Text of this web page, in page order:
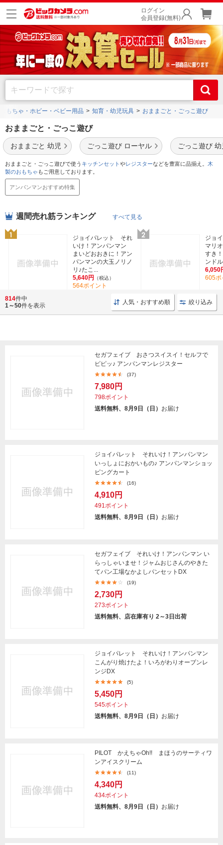
ログイン
会員登録(無料)
おもちゃ・ホビー・ベビー用品 知育・幼児玩具 おままごと・ごっこ遊び
おままごと・ごっこ遊び
おままごと 幼児 ごっこ遊び ローヤル ごっこ遊び 幼
おままごと・ごっこ遊びで使う キッチンセットやレジスターなどを豊富に品揃え。 木
製のおもちゃ もご用意しております。
アンパンマンおすすめ特集
週間売れ筋ランキング すべて見る
ジョイパレット それ
いけ！アンパンマン
まいどおおきに！アン
パンマンの大玉ノリノ
リ♪たこ...
5,640円
（税込）
564ポイント
ジョ
マリ
すき
ンドル
6,050
605ポ
814件中
1～50件を表示 人気・おすすめ順 絞り込み
セガフェイブ おさつスイスイ！セルフで
ピピッ♪ アンパンマンレジスター
(37)
7,980円
798ポイント
送料無料、8月9日（日） お届け
ジョイパレット それいけ！アンパンマン
いっしょにおかいもの♪ アンパンマンショッ
ピングカート
(16)
4,910円
491ポイント
送料無料、8月9日（日） お届け
セガフェイブ それいけ！アンパンマン い
らっしゃいませ！ジャムおじさんのやきた
てパン工場なかよしパンセットDX
(19)
2,730円
273ポイント
送料無料、店在庫有り 2～3日出荷
ジョイパレット それいけ！アンパンマン
こんがり焼けたよ！いろがわりオーブンレ
ンジDX
(5)
5,450円
545ポイント
送料無料、8月9日（日） お届け
PILOT かえちゃOh!! まほうのサーティワ
ンアイスクリーム
(11)
4,340円
434ポイント
送料無料、8月9日（日） お届け